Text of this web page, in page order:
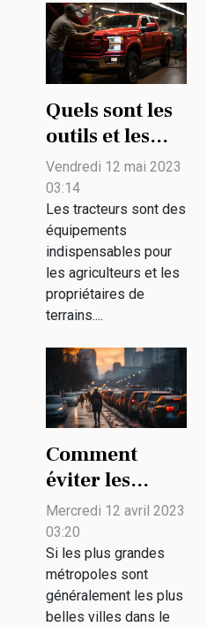
Quels sont les
outils et les
techniques
d’entretien
d’un tracteur ?
Vendredi 12 mai 2023
03:14
Les tracteurs sont des
équipements
indispensables pour
les agriculteurs et les
propriétaires de
terrains....
Comment
éviter les
bouchons dans
le trafic des
grandes villes
?
Mercredi 12 avril 2023
03:20
Si les plus grandes
métropoles sont
généralement les plus
belles villes dans le